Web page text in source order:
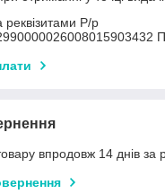
реквізитами Р/р
впродовж 14 днів за